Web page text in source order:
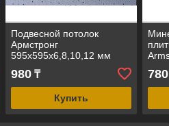
Подвесной потолок
Армстронг
595х595х6,8,10,12 мм
980₸
Купить
780